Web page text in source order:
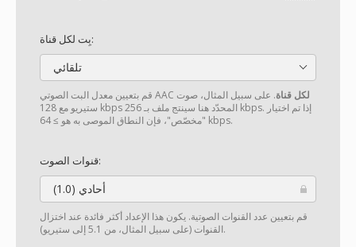
بِت لكل قناة:
تلقائي
قم بتعيين معدل البت الصوتي AAC لكل قناة. على سبيل المثال، صوت
ستيريو مع 128 kbps المحدّد هنا سينتج ملف بـ 256 kbps. إذا تم اختيار
"مخصّص"، فإن النطاق الموصى به هو ≥ 64 kbps.
قنوات الصوت:
أحادي (1.0)
قم بتعيين عدد القنوات الصوتية. يكون هذا الإعداد أكثر فائدة عند اختزال
القنوات (على سبيل المثال، من 5.1 إلى ستيريو).